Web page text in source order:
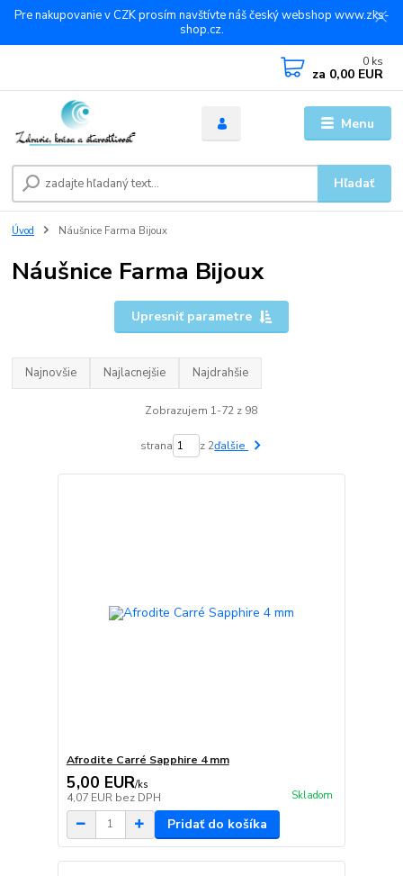
Pre nakupovanie v CZK prosím navštívte náš český webshop www.zks-
shop.cz.
Menu
Hľadať
0 ks
za 0,00 EUR
Úvod Náušnice Farma Bijoux
Náušnice Farma Bijoux
Upresniť parametre
Najnovšie Najlacnejšie Najdrahšie
Zobrazujem 1-72 z 98
strana z 2ďalšie
Afrodite Carré Sapphire 4 mm
5,00 EUR/ks
4,07 EUR bez DPH Skladom
Pridať do košíka